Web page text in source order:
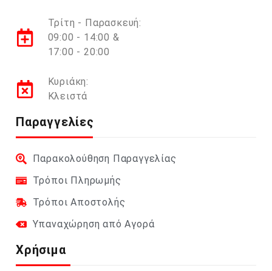
Τρίτη - Παρασκευή:
09:00 - 14:00 &
17:00 - 20:00
Κυριάκη:
Κλειστά
Παραγγελίες
Παρακολούθηση Παραγγελίας
Τρόποι Πληρωμής
Τρόποι Αποστολής
Υπαναχώρηση από Αγορά
Χρήσιμα